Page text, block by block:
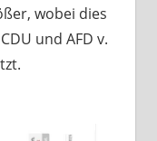
wobei dies
und AFD v.